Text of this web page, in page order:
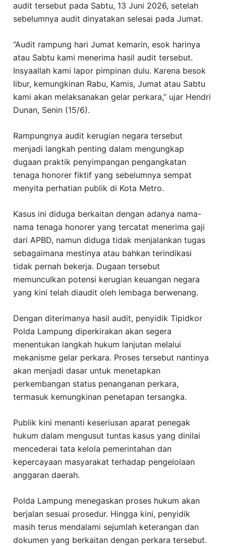
audit tersebut pada Sabtu, 13 Juni 2026, setelah
sebelumnya audit dinyatakan selesai pada Jumat.
“Audit rampung hari Jumat kemarin, esok harinya
atau Sabtu kami menerima hasil audit tersebut.
Insyaallah kami lapor pimpinan dulu. Karena besok
libur, kemungkinan Rabu, Kamis, Jumat atau Sabtu
kami akan melaksanakan gelar perkara,” ujar Hendri
Dunan, Senin (15/6).
Rampungnya audit kerugian negara tersebut
menjadi langkah penting dalam mengungkap
dugaan praktik penyimpangan pengangkatan
tenaga honorer fiktif yang sebelumnya sempat
menyita perhatian publik di Kota Metro.
Kasus ini diduga berkaitan dengan adanya nama-
nama tenaga honorer yang tercatat menerima gaji
dari APBD, namun diduga tidak menjalankan tugas
sebagaimana mestinya atau bahkan terindikasi
tidak pernah bekerja. Dugaan tersebut
memunculkan potensi kerugian keuangan negara
yang kini telah diaudit oleh lembaga berwenang.
Dengan diterimanya hasil audit, penyidik Tipidkor
Polda Lampung diperkirakan akan segera
menentukan langkah hukum lanjutan melalui
mekanisme gelar perkara. Proses tersebut nantinya
akan menjadi dasar untuk menetapkan
perkembangan status penanganan perkara,
termasuk kemungkinan penetapan tersangka.
Publik kini menanti keseriusan aparat penegak
hukum dalam mengusut tuntas kasus yang dinilai
mencederai tata kelola pemerintahan dan
kepercayaan masyarakat terhadap pengelolaan
anggaran daerah.
Polda Lampung menegaskan proses hukum akan
berjalan sesuai prosedur. Hingga kini, penyidik
masih terus mendalami sejumlah keterangan dan
dokumen yang berkaitan dengan perkara tersebut.